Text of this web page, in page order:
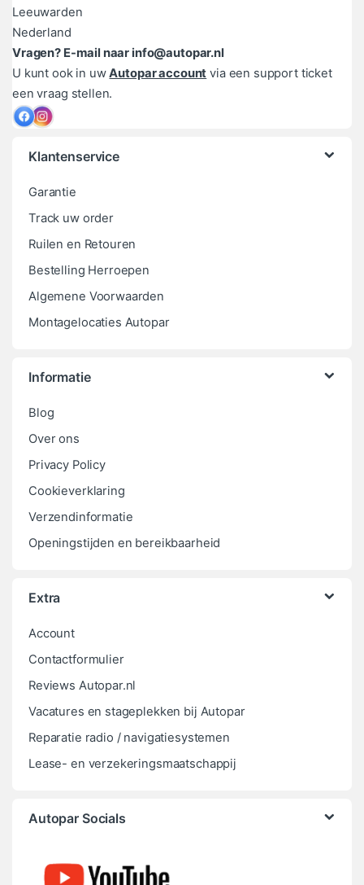
Leeuwarden
Nederland
Vragen? E-mail naar info@autopar.nl
U kunt ook in uwAutopar account via een support ticket
een vraag stellen.
Klantenservice
Garantie
Track uw order
Ruilen en Retouren
Bestelling Herroepen
Algemene Voorwaarden
Montagelocaties Autopar
Informatie
Blog
Over ons
Privacy Policy
Cookieverklaring
Verzendinformatie
Openingstijden en bereikbaarheid
Extra
Account
Contactformulier
Reviews Autopar.nl
Vacatures en stageplekken bij Autopar
Reparatie radio / navigatiesystemen
Lease- en verzekeringsmaatschappij
Autopar Socials